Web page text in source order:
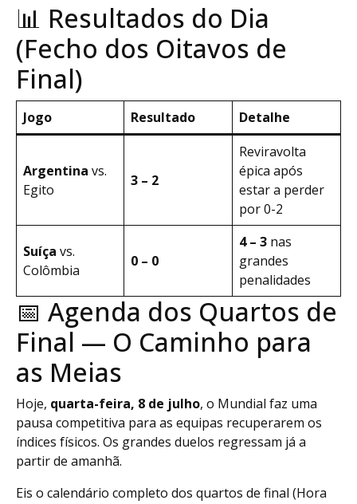
📊 Resultados do Dia
(Fecho dos Oitavos de
Final)
Jogo Resultado Detalhe
Argentina vs.
Egito
3 – 2
Reviravolta
épica após
estar a perder
por 0-2
Suíça vs.
Colômbia
0 – 0
4 – 3 nas
grandes
penalidades
📅 Agenda dos Quartos de
Final — O Caminho para
as Meias
Hoje, quarta-feira, 8 de julho, o Mundial faz uma
pausa competitiva para as equipas recuperarem os
índices físicos. Os grandes duelos regressam já a
partir de amanhã.
Eis o calendário completo dos quartos de final (Hora